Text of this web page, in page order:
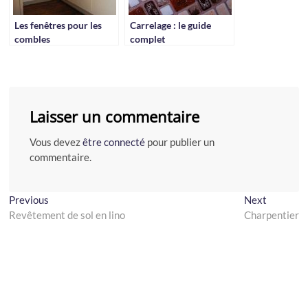
Les fenêtres pour les
combles
Carrelage : le guide
complet
Laisser un commentaire
Vous devezêtre connecté pour publier un
commentaire.
Navigation
de
Previous
post:
Revêtement de sol en lino
NextNext
post:
Charpentier